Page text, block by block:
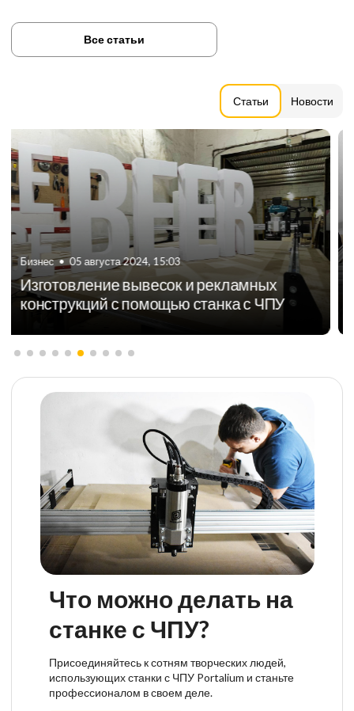
Статьи Новости
Все статьи
Бизнес • 17 августа 2023, 12:59
Где искать идеи для бизнеса на станке с
ЧПУ?
Что можно делать на
станке с ЧПУ?
Присоединяйтесь к сотням творческих людей,
использующих станки с ЧПУ Portalium и станьте
профессионалом в своем деле.